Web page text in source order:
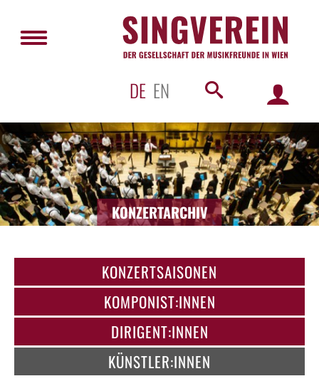
DE EN
KONZERTARCHIV
KONZERTSAISONEN
KOMPONIST:INNEN
DIRIGENT:INNEN
KÜNSTLER:INNEN